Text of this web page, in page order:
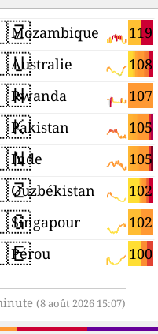
119
Mozambique
108
Australie
107
Rwanda
105
Pakistan
105
Inde
102
Ouzbékistan
102
Singapour
100
Pérou
(8 août 2026 15:07)